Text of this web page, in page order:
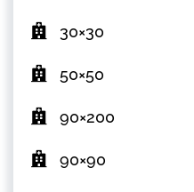
30×30
50×50
90×200
90×90